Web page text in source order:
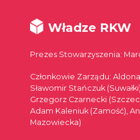
Władze RKW
Prezes Stowarzyszenia:
Członkowie Zarządu:
Sławomir Stańczuk
Grzegorz Czarnecki
Adam Kaleniuk (Zamość),
Mazowiecka)